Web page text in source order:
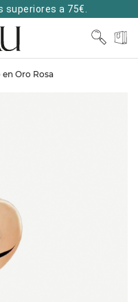
superiores a 75€.
Oro Rosa